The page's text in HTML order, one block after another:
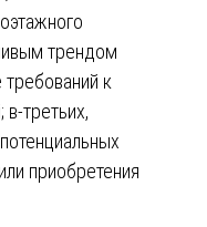
трендом
к
третьих,
приобретения